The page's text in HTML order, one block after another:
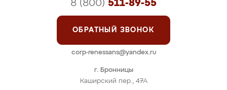
г. Бронницы
Каширский пер., 47А
8 (800) 511-89-55
ОБРАТНЫЙ ЗВОНОК
corp-renessans@yandex.ru